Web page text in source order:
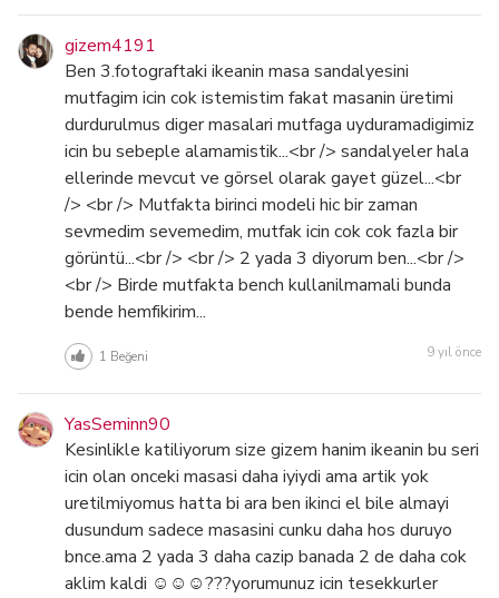
gizem4191
Ben 3.fotograftaki ikeanin masa sandalyesini
mutfagim icin cok istemistim fakat masanin üretimi
durdurulmus diger masalari mutfaga uyduramadigimiz
icin bu sebeple alamamistik...<br /> sandalyeler hala
ellerinde mevcut ve görsel olarak gayet güzel...<br
/> <br /> Mutfakta birinci modeli hic bir zaman
sevmedim sevemedim, mutfak icin cok cok fazla bir
görüntü...<br /> <br /> 2 yada 3 diyorum ben...<br />
<br /> Birde mutfakta bench kullanilmamali bunda
bende hemfikirim...
1 Beğeni 9 yıl önce
YasSeminn90
Kesinlikle katiliyorum size gizem hanim ikeanin bu seri
icin olan onceki masasi daha iyiydi ama artik yok
uretilmiyomus hatta bi ara ben ikinci el bile almayi
dusundum sadece masasini cunku daha hos duruyo
bnce.ama 2 yada 3 daha cazip banada 2 de daha cok
aklim kaldi ☺☺☺???yorumunuz icin tesekkurler